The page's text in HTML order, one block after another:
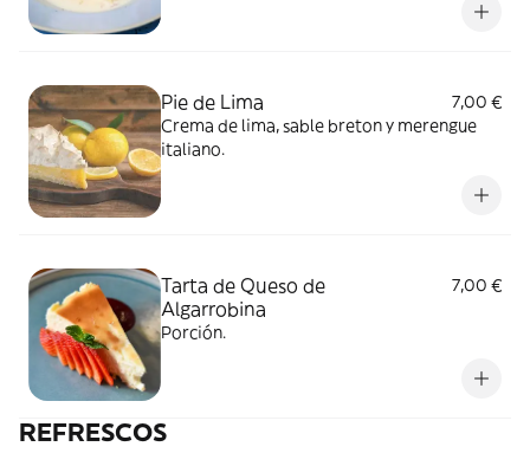
Pie de Lima
7,00 €
Crema de lima, sable breton y merengue
italiano.
Tarta de Queso de
Algarrobina
7,00 €
Porción.
REFRESCOS